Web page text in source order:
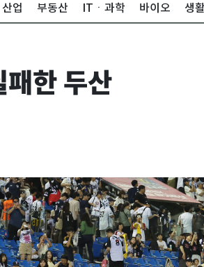
산업 부동산 ITㆍ과학 바이오 생
한 두산